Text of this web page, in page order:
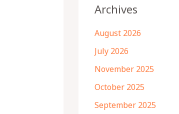
Archives
August 2026
July 2026
November 2025
October 2025
September 2025